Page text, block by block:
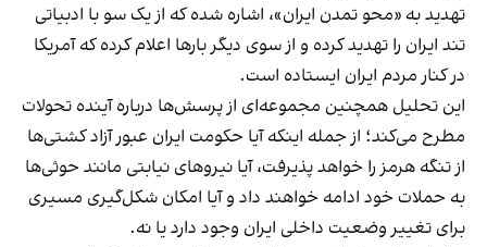
تهدید به «محو تمدن ایران»، اشاره شده که از یک سو با ادبیاتی
تند ایران را تهدید کرده و از سوی دیگر بارها اعلام کرده که آمریکا
در کنار مردم ایران ایستاده است.
این تحلیل همچنین مجموعه‌ای از پرسش‌ها درباره آینده تحولات
مطرح می‌کند؛ از جمله اینکه آیا حکومت ایران عبور آزاد کشتی‌ها
از تنگه هرمز را خواهد پذیرفت، آیا نیروهای نیابتی مانند حوثی‌ها
به حملات خود ادامه خواهند داد و آیا امکان شکل‌گیری مسیری
برای تغییر وضعیت داخلی ایران وجود دارد یا نه.